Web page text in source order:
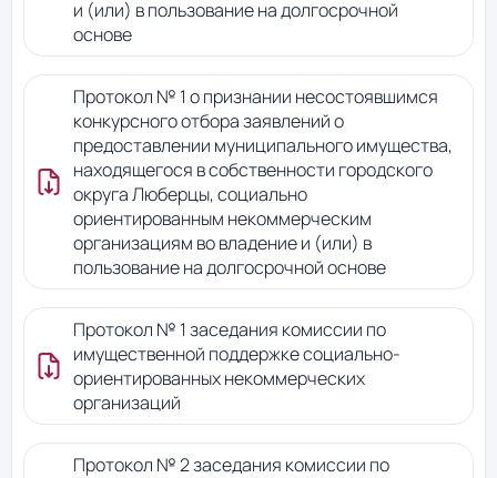
и (или) в пользование на долгосрочной
основе
Протокол № 1 о признании несостоявшимся
конкурсного отбора заявлений о
предоставлении муниципального имущества,
находящегося в собственности городского
округа Люберцы, социально
ориентированным некоммерческим
организациям во владение и (или) в
пользование на долгосрочной основе
Протокол № 1 заседания комиссии по
имущественной поддержке социально-
ориентированных некоммерческих
организаций
Протокол № 2 заседания комиссии по